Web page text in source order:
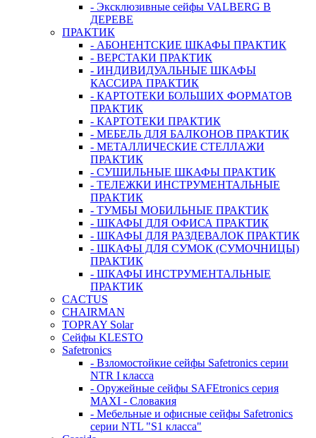
- Эксклюзивные сейфы VALBERG В
ДЕРЕВЕ
ПРАКТИК
- АБОНЕНТСКИЕ ШКАФЫ ПРАКТИК
- ВЕРСТАКИ ПРАКТИК
- ИНДИВИДУАЛЬНЫЕ ШКАФЫ
КАССИРА ПРАКТИК
- КАРТОТЕКИ БОЛЬШИХ ФОРМАТОВ
ПРАКТИК
- КАРТОТЕКИ ПРАКТИК
- МЕБЕЛЬ ДЛЯ БАЛКОНОВ ПРАКТИК
- МЕТАЛЛИЧЕСКИЕ СТЕЛЛАЖИ
ПРАКТИК
- СУШИЛЬНЫЕ ШКАФЫ ПРАКТИК
- ТЕЛЕЖКИ ИНСТРУМЕНТАЛЬНЫЕ
ПРАКТИК
- ТУМБЫ МОБИЛЬНЫЕ ПРАКТИК
- ШКАФЫ ДЛЯ ОФИСА ПРАКТИК
- ШКАФЫ ДЛЯ РАЗДЕВАЛОК ПРАКТИК
- ШКАФЫ ДЛЯ СУМОК (СУМОЧНИЦЫ)
ПРАКТИК
- ШКАФЫ ИНСТРУМЕНТАЛЬНЫЕ
ПРАКТИК
CACTUS
CHAIRMAN
TOPRAY Solar
Сейфы KLESTO
Safetronics
- Взломостойкие сейфы Safetronics серии
NTR I класса
- Оружейные сейфы SAFEtronics серия
MAXI - Словакия
- Мебельные и офисные сейфы Safetronics
серии NTL "S1 класса"